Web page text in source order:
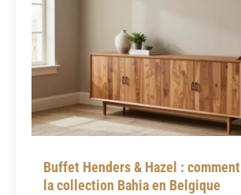
Buffet Henders & Hazel :
la collection Bahia en Belgique